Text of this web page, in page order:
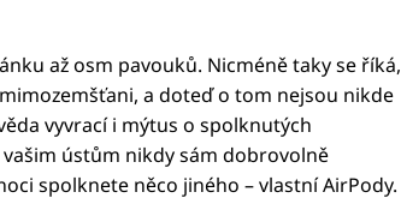
až osm pavouků. Nicméně taky se říká,
a doteď o tom nejsou nikde
vyvrací i mýtus o spolknutých
ústům nikdy sám dobrovolně
spolknete něco jiného – vlastní AirPody.